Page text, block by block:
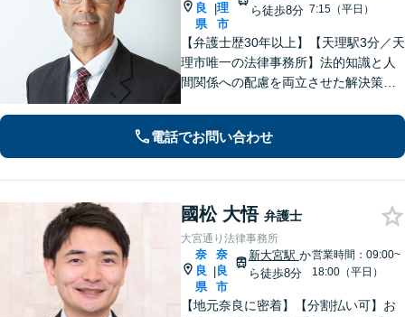
良
県
|理
市
ら徒歩8分 7:15（平日）
【弁護士歴30年以上】【天理駅3分／天
理市唯一の法律事務所】法的知識と人
間関係への配慮を両立させた解決策を
法書士・不動産鑑定士など」相続に関
わる問題を総合的に解決へ導きます
電話でお問い合わせ
國松 大悟 弁護士
大宮通り法律事務所
奈
良
県
|
奈
良
市
新大宮駅 か
ら徒歩8分
営業時間：09:00~
18:00（平日）
【地元奈良に密着】【分割払い可】お